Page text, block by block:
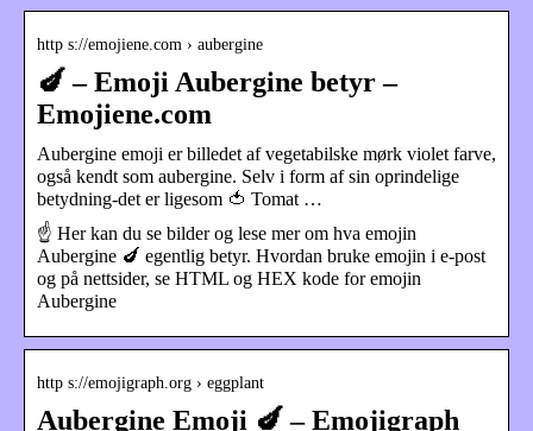
http s://emojiene.com › aubergine
🍆 – Emoji Aubergine betyr –
Emojiene.com
Aubergine emoji er billedet af vegetabilske mørk violet farve,
også kendt som aubergine. Selv i form af sin oprindelige
betydning-det er ligesom 🍅 Tomat …
☝ Her kan du se bilder og lese mer om hva emojin
Aubergine 🍆 egentlig betyr. Hvordan bruke emojin i e-post
og på nettsider, se HTML og HEX kode for emojin
Aubergine
http s://emojigraph.org › eggplant
Aubergine Emoji 🍆 – Emojigraph